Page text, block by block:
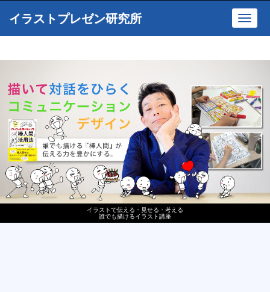
イラストで伝える・見せる・考える
誰でも描けるイラスト講座
イラストプレゼン研究所